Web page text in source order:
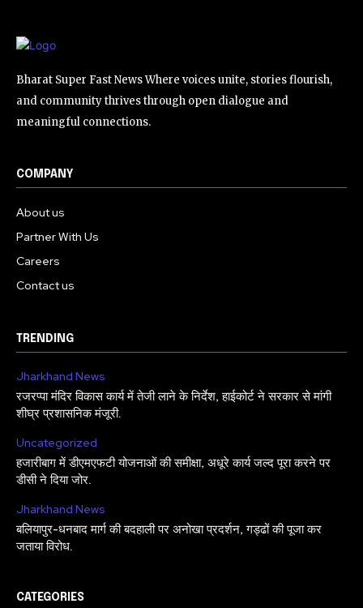
Bharat Super Fast News Where voices unite, stories flourish,
and community thrives through open dialogue and
meaningful connections.
COMPANY
About us
Partner With Us
Careers
Contact us
TRENDING
Jharkhand News
रजरप्पा मंदिर विकास कार्य में तेजी लाने के निर्देश, हाईकोर्ट ने सरकार से मांगी
शीघ्र प्रशासनिक मंजूरी.
Uncategorized
हजारीबाग में डीएमएफटी योजनाओं की समीक्षा, अधूरे कार्य जल्द पूरा करने पर
डीसी ने दिया जोर.
Jharkhand News
बलियापुर-धनबाद मार्ग की बदहाली पर अनोखा प्रदर्शन, गड्ढों की पूजा कर
जताया विरोध.
CATEGORIES